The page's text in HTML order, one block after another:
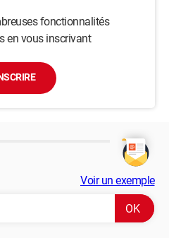
fonctionnalités
en vous inscrivant
Voir un exemple